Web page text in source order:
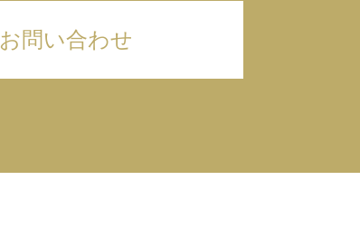
お問い合わせ